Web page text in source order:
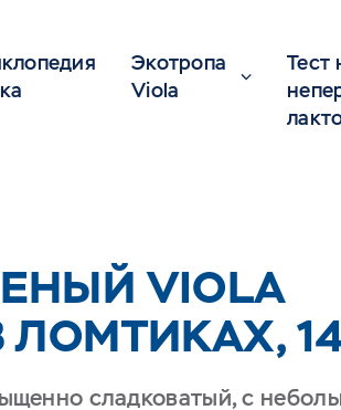
Экотропа
Viola
Тест
VIOLA
ЛОМТИКАХ,
сладковатый, с